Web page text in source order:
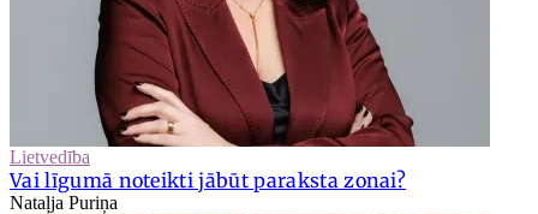
Lietvedība
Vai līgumā noteikti jābūt paraksta zonai?
Nataļja Puriņa